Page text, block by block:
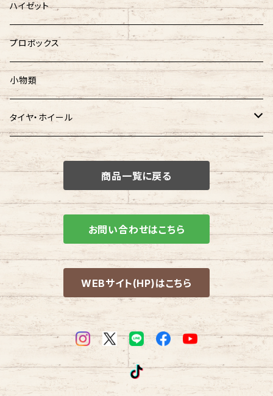
ハイゼット
プロボックス
小物類
タイヤ・ホイール
タイヤ
ホイールタイヤ SET
商品一覧に戻る
お問い合わせはこちら
WEBサイト(HP)はこちら